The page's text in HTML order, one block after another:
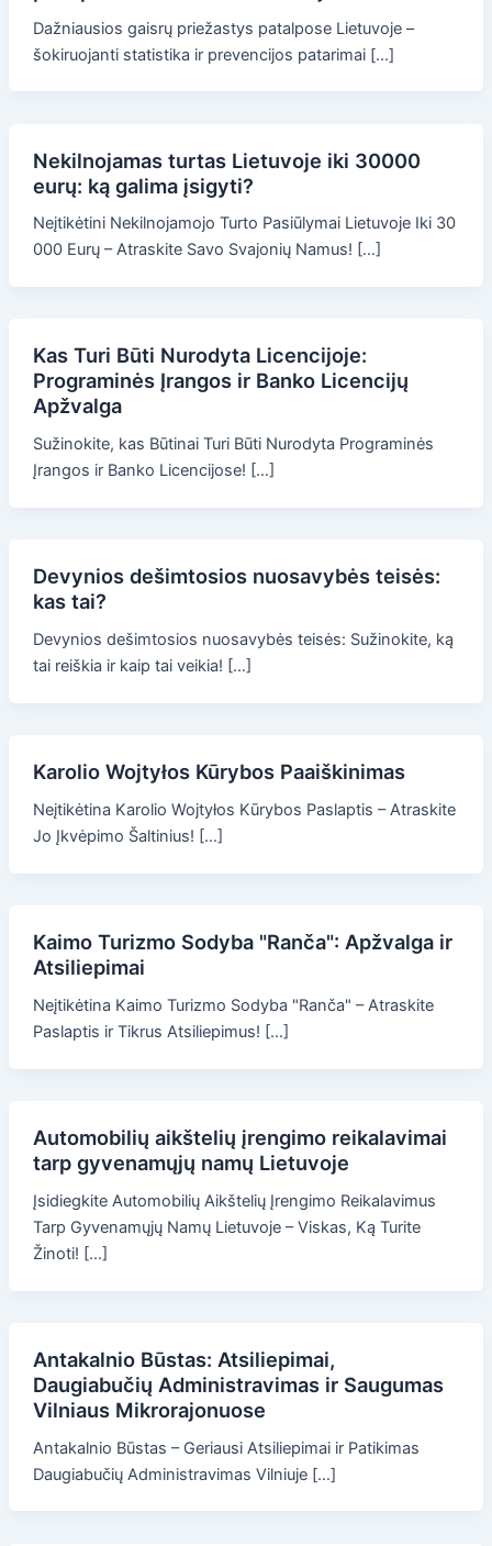
Dažniausios gaisrų priežastys patalpose Lietuvoje –
šokiruojanti statistika ir prevencijos patarimai […]
Nekilnojamas turtas Lietuvoje iki 30000
eurų: ką galima įsigyti?
Neįtikėtini Nekilnojamojo Turto Pasiūlymai Lietuvoje Iki 30
000 Eurų – Atraskite Savo Svajonių Namus! […]
Kas Turi Būti Nurodyta Licencijoje:
Programinės Įrangos ir Banko Licencijų
Apžvalga
Sužinokite, kas Būtinai Turi Būti Nurodyta Programinės
Įrangos ir Banko Licencijose! […]
Devynios dešimtosios nuosavybės teisės:
kas tai?
Devynios dešimtosios nuosavybės teisės: Sužinokite, ką
tai reiškia ir kaip tai veikia! […]
Karolio Wojtyłos Kūrybos Paaiškinimas
Neįtikėtina Karolio Wojtyłos Kūrybos Paslaptis – Atraskite
Jo Įkvėpimo Šaltinius! […]
Kaimo Turizmo Sodyba "Ranča": Apžvalga ir
Atsiliepimai
Neįtikėtina Kaimo Turizmo Sodyba "Ranča" – Atraskite
Paslaptis ir Tikrus Atsiliepimus! […]
Automobilių aikštelių įrengimo reikalavimai
tarp gyvenamųjų namų Lietuvoje
Įsidiegkite Automobilių Aikštelių Įrengimo Reikalavimus
Tarp Gyvenamųjų Namų Lietuvoje – Viskas, Ką Turite
Žinoti! […]
Antakalnio Būstas: Atsiliepimai,
Daugiabučių Administravimas ir Saugumas
Vilniaus Mikrorajonuose
Antakalnio Būstas – Geriausi Atsiliepimai ir Patikimas
Daugiabučių Administravimas Vilniuje […]